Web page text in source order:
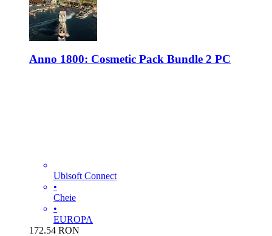
Anno 1800: Cosmetic Pack Bundle 2 PC
Ubisoft Connect
•
Cheie
•
EUROPA
172.54 RON